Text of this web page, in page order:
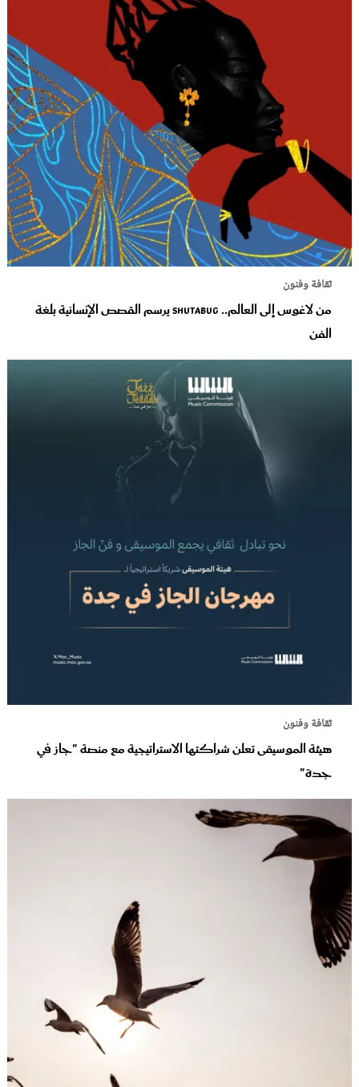
ثقافة وفنون
من لاغوس إلى العالم.. Shutabug يرسم القصص الإنسانية بلغة
الفن
ثقافة وفنون
هيئة الموسيقى تعلن شراكتها الاستراتيجية مع منصة "جاز في
جدة"